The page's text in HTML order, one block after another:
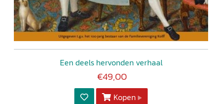
Een deels hervonden verhaal
€49,00
Kopen